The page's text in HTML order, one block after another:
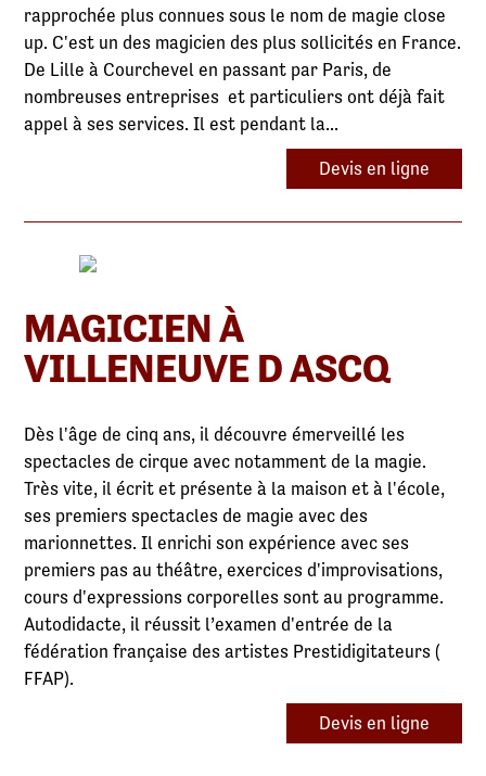
rapprochée plus connues sous le nom de magie close
up. C'est un des magicien des plus sollicités en France.
De Lille à Courchevel en passant par Paris, de
nombreuses entreprises et particuliers ont déjà fait
appel à ses services. Il est pendant la...
Devis en ligne
MAGICIEN À
VILLENEUVE D ASCQ
Dès l'âge de cinq ans, il découvre émerveillé les
spectacles de cirque avec notamment de la magie.
Très vite, il écrit et présente à la maison et à l'école,
ses premiers spectacles de magie avec des
marionnettes. Il enrichi son expérience avec ses
premiers pas au théâtre, exercices d'improvisations,
cours d'expressions corporelles sont au programme.
Autodidacte, il réussit l’examen d'entrée de la
fédération française des artistes Prestidigitateurs (
FFAP).
Devis en ligne